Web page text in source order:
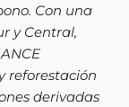
Con una
y Central,
reforestación
derivadas